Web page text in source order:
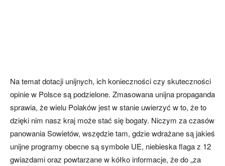
Na temat dotacji unijnych, ich konieczności czy skuteczności
opinie w Polsce są podzielone. Zmasowana unijna propaganda
sprawia, że wielu Polaków jest w stanie uwierzyć w to, że to
dzięki nim nasz kraj może stać się bogaty. Niczym za czasów
panowania Sowietów, wszędzie tam, gdzie wdrażane są jakieś
unijne programy obecne są symbole UE, niebieska flaga z 12
gwiazdami oraz powtarzane w kółko informacje, że do „za